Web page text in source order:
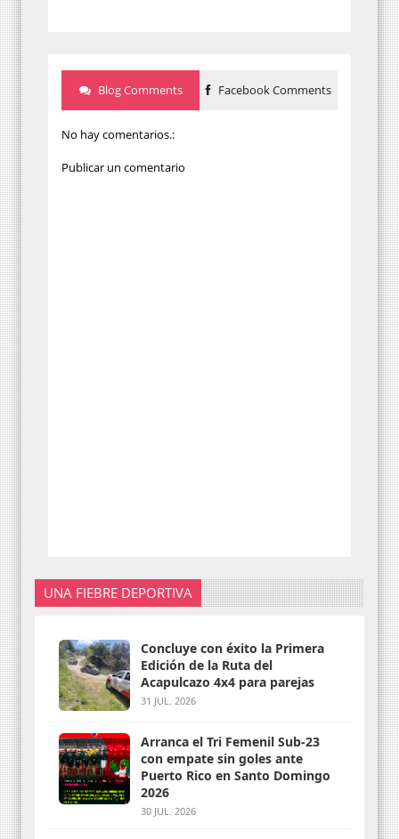
Blog Comments Facebook Comments
No hay comentarios.:
Publicar un comentario
UNA FIEBRE DEPORTIVA
Concluye con éxito la Primera
Edición de la Ruta del
Acapulcazo 4x4 para parejas
31 JUL. 2026
Arranca el Tri Femenil Sub-23
con empate sin goles ante
Puerto Rico en Santo Domingo
2026
30 JUL. 2026